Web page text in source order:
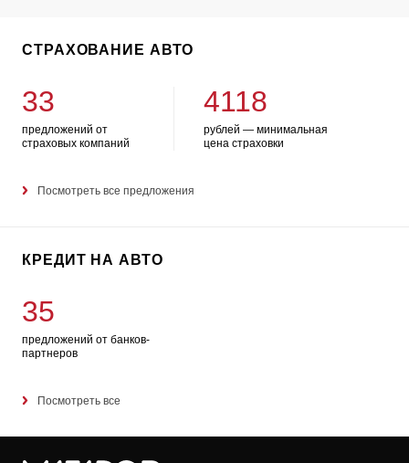
СТРАХОВАНИЕ АВТО
33
предложений от
страховых компаний
4118
рублей — минимальная
цена страховки
Посмотреть все предложения
КРЕДИТ НА АВТО
35
предложений от банков-
партнеров
Посмотреть все